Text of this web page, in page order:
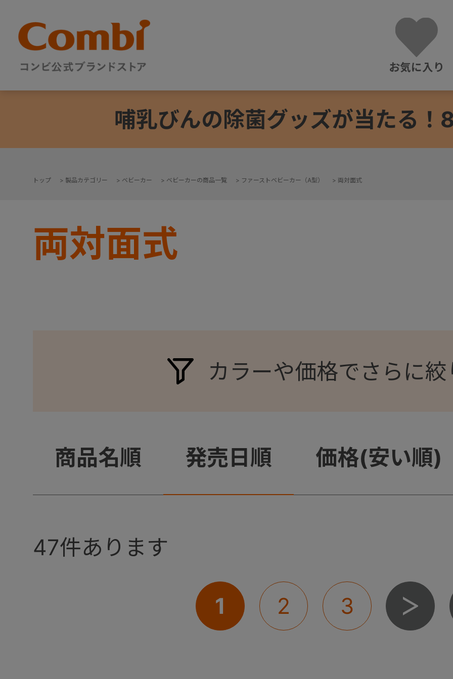
お気に入り
哺乳びんの除菌グッズが当たる
トップ > 製品カテゴリー > ベビーカー > ベビーカーの商品一覧 > ファーストベビーカー（A型） > 両対面式
両対面式
カラーや価格でさらに
商品名順 発売日順 価格(安い順)
47件あります
1 2 3